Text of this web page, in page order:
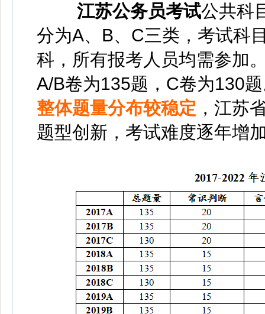
江苏公务员考试公共科
分为A、B、C三类，考试科
科，所有报考人员均需参加
A/B卷为135题，C卷为130
整体题量分布较稳定 ，江苏
题型创新，考试难度逐年增